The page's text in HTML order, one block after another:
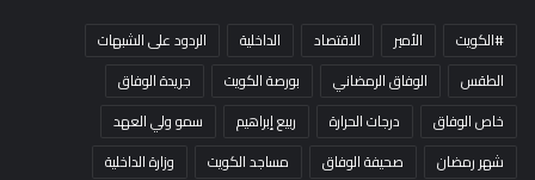
#الكويت الأمير الاقتصاد الداخلية
الردود على الشبهات
الطقس
الوفاق الرمضاني بورصة الكويت
جريدة الوفاق
خاص الوفاق
درجات الحرارة ربيع إبراهيم
سمو ولي العهد
شهر رمضان
صحيفة الوفاق مساجد الكويت
وزارة الداخلية